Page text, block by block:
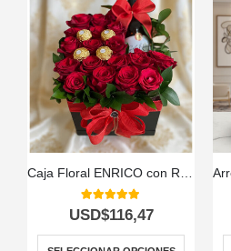
Caja Floral ENRICO con Rosas, Vino y Chocolates 🍷
5.00out of 5
USD$116,47